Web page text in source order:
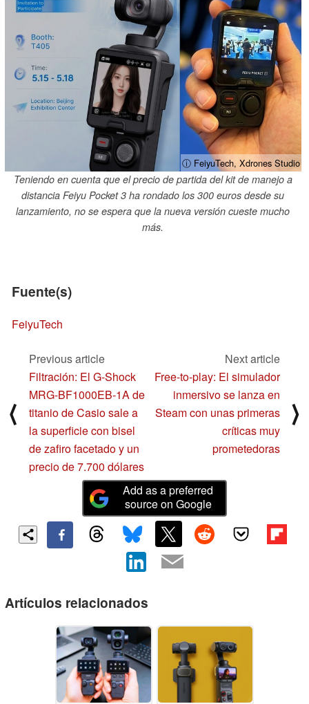
ⓘ FeiyuTech, Xdrones Studio
Teniendo en cuenta que el precio de partida del kit de manejo a
distancia Feiyu Pocket 3 ha rondado los 300 euros desde su
lanzamiento, no se espera que la nueva versión cueste mucho
más.
Fuente(s)
FeiyuTech
⟨
Previous article
Filtración: El G-Shock
MRG-BF1000EB-1A de
titanio de Casio sale a
la superficie con bisel
de zafiro facetado y un
precio de 7.700 dólares
Next article
Free-to-play: El simulador
inmersivo se lanza en
Steam con unas primeras
críticas muy
prometedoras
⟩
Add as a preferred
source on Google
Artículos relacionados